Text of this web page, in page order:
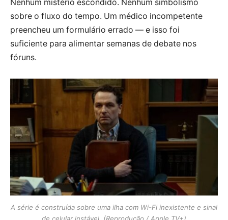
Nenhum mistério escondido. Nenhum simbolismo
sobre o fluxo do tempo. Um médico incompetente
preencheu um formulário errado — e isso foi
suficiente para alimentar semanas de debate nos
fóruns.
A série é construída sobre uma ilha com Wi-Fi inexistente e sinal
de celular instável. (Reprodução / Apple TV+)